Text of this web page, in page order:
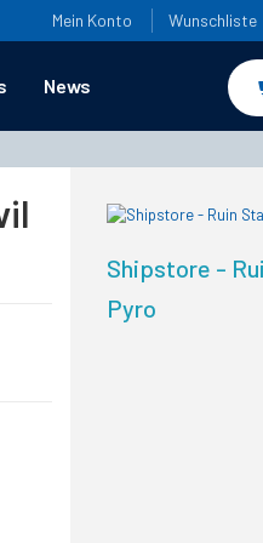
Mein Konto Wunschliste
News
Shipstore -
Pyro